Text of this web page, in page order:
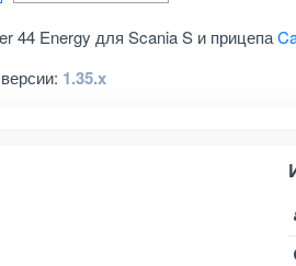
44 Energy для Scania S и прицепа
1.35.x